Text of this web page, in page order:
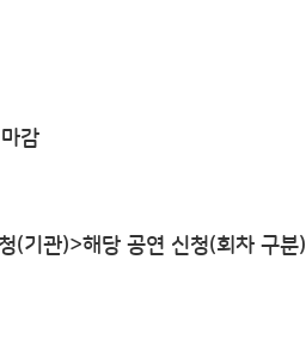
감
(기관)>해당 공연 신청(회차 구분)